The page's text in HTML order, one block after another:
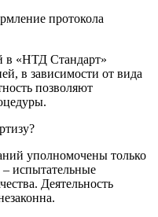
протокола
в «НТД Стандарт»
в зависимости от вида
позволяют
уполномочены только
испытательные
Деятельность